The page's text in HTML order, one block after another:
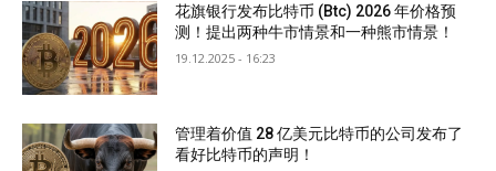
花旗银行发布比特币 (Btc) 2026 年价格预
测！提出两种牛市情景和一种熊市情景！
19.12.2025 - 16:23
管理着价值 28 亿美元比特币的公司发布了
看好比特币的声明！